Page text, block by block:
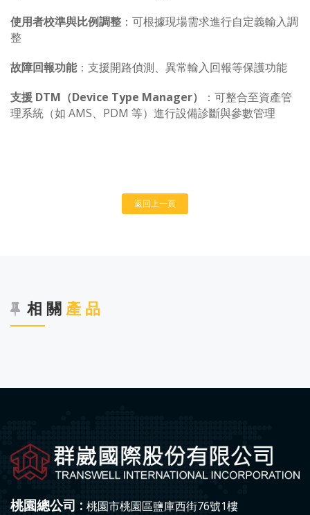
使用者校準與比例調整 ：可根據現場需求進行自定義輸入調
整
故障回報功能：支援開路偵測、異常輸入回報等保護功能
支援 DTM（Device Type Manager）
：可整合至資產管
理系統（如 AMS、PDM 等）進行設備診斷與參數管理
返回上一頁
相 關 產 品
桃園總公司 : 桃園市桃園區鹽庫西街76號1樓